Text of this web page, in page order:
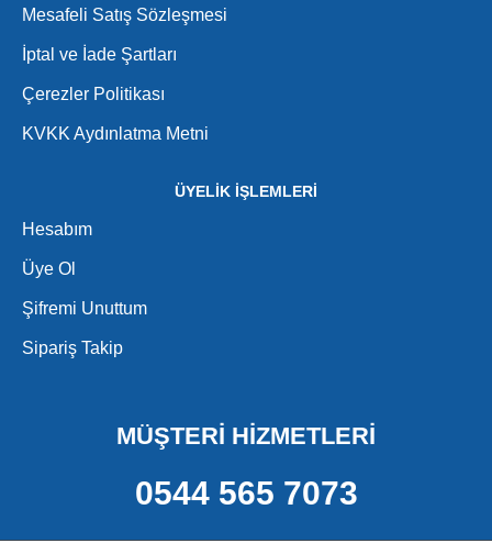
Mesafeli Satış Sözleşmesi
İptal ve İade Şartları
Çerezler Politikası
KVKK Aydınlatma Metni
ÜYELİK İŞLEMLERİ
Hesabım
Üye Ol
Şifremi Unuttum
Sipariş Takip
MÜŞTERİ HİZMETLERİ
0544 565 7073